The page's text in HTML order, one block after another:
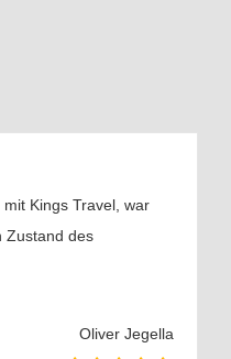
Kings Travel, war
Zustand des
Oliver Jegella